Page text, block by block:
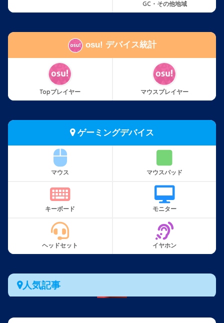
GC・その他地域
osu! デバイス統計
Topプレイヤー マウスプレイヤー
ゲーミングデバイス
マウス マウスパッド
キーボード モニター
ヘッドセット イヤホン
人気記事